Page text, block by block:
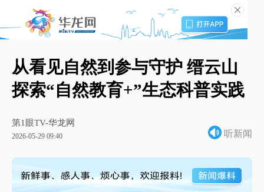
从看见自然到参与守护 缙云山
探索“自然教育+”生态科普实践
第1眼TV-华龙网
2026-05-29 09:40 听新闻